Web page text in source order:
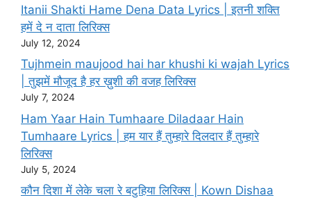
Itanii Shakti Hame Dena Data Lyrics | इतनी शक्ति
हमें दे न दाता लिरिक्स
July 12, 2024
Tujhmein maujood hai har khushi ki wajah Lyrics
| तुझमें मौजूद है हर ख़ुशी की वजह लिरिक्स
July 7, 2024
Ham Yaar Hain Tumhaare Diladaar Hain
Tumhaare Lyrics | हम यार हैं तुम्हारे दिलदार हैं तुम्हारे
लिरिक्स
July 5, 2024
कौन दिशा में लेके चला रे बटुहिया लिरिक्स | Kown Dishaa